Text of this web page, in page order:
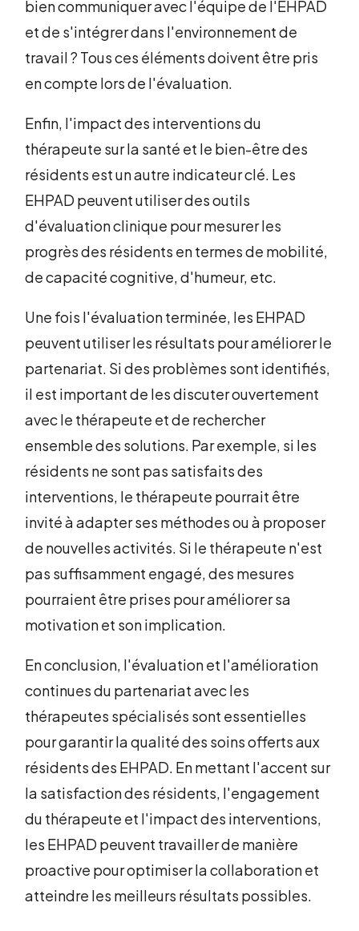
bien communiquer avec l'équipe de l'EHPAD
et de s'intégrer dans l'environnement de
travail ? Tous ces éléments doivent être pris
en compte lors de l'évaluation.
Enfin, l'impact des interventions du
thérapeute sur la santé et le bien-être des
résidents est un autre indicateur clé. Les
EHPAD peuvent utiliser des outils
d'évaluation clinique pour mesurer les
progrès des résidents en termes de mobilité,
de capacité cognitive, d'humeur, etc.
Une fois l'évaluation terminée, les EHPAD
peuvent utiliser les résultats pour améliorer le
partenariat. Si des problèmes sont identifiés,
il est important de les discuter ouvertement
avec le thérapeute et de rechercher
ensemble des solutions. Par exemple, si les
résidents ne sont pas satisfaits des
interventions, le thérapeute pourrait être
invité à adapter ses méthodes ou à proposer
de nouvelles activités. Si le thérapeute n'est
pas suffisamment engagé, des mesures
pourraient être prises pour améliorer sa
motivation et son implication.
En conclusion, l'évaluation et l'amélioration
continues du partenariat avec les
thérapeutes spécialisés sont essentielles
pour garantir la qualité des soins offerts aux
résidents des EHPAD. En mettant l'accent sur
la satisfaction des résidents, l'engagement
du thérapeute et l'impact des interventions,
les EHPAD peuvent travailler de manière
proactive pour optimiser la collaboration et
atteindre les meilleurs résultats possibles.